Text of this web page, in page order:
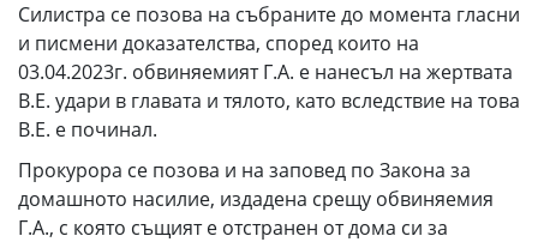
Силистра се позова на събраните до момента гласни
и писмени доказателства, според които на
03.04.2023г. обвиняемият Г.А. е нанесъл на жертвата
В.Е. удари в главата и тялото, като вследствие на това
В.Е. е починал.
Прокурора се позова и на заповед по Закона за
домашното насилие, издадена срещу обвиняемия
Г.А., с която същият е отстранен от дома си за